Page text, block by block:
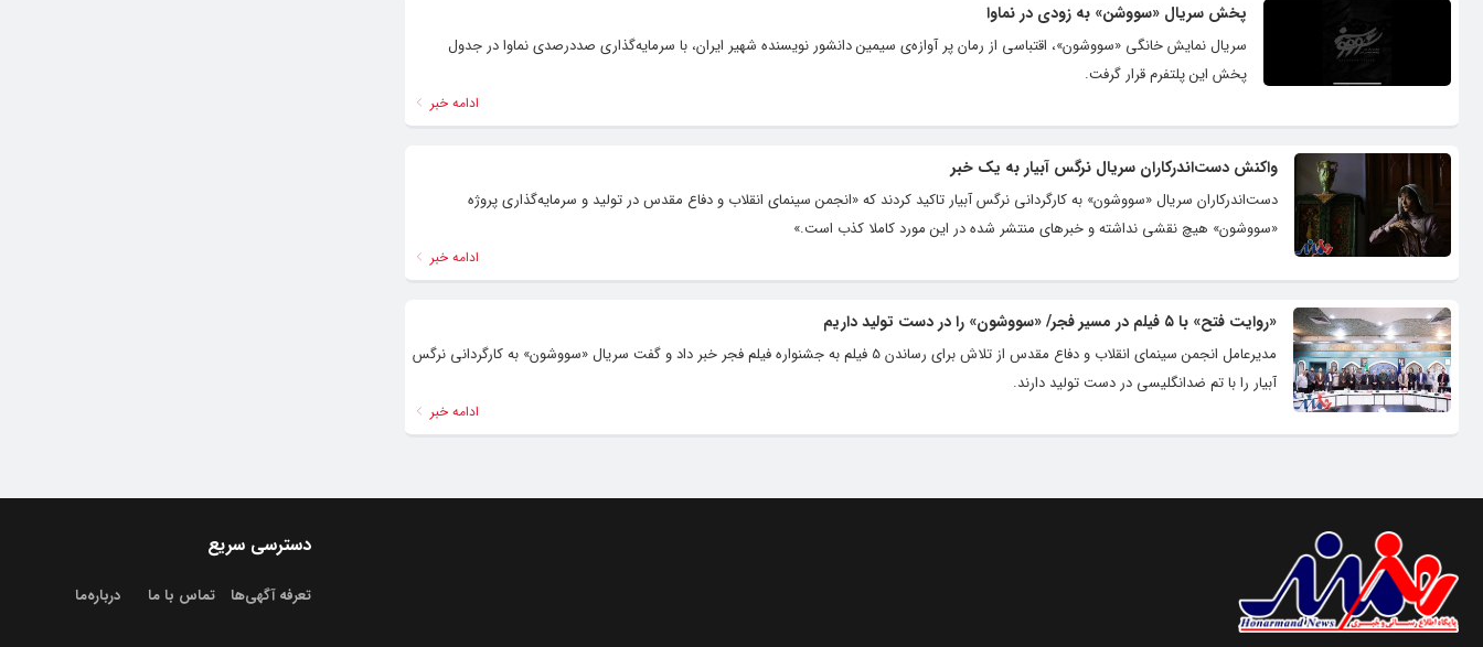
پخش سریال «سووشن» به زودی در نماوا
سریال نمایش خانگی «سووشون»، اقتباسی از رمان پر آوازه‌ی سیمین دانشور نویسنده شهیر ایران، با سرمایه‌گذاری صددرصدی نماوا در جدول
پخش این پلتفرم قرار گرفت.
ادامه خبر
واکنش دست‌اندرکاران سریال نرگس آبیار به یک خبر
دست‌اندرکاران سریال «سووشون» به کارگردانی نرگس آبیار تاکید کردند که «انجمن سینمای انقلاب و دفاع مقدس در تولید و سرمایه‌گذاری پروژه
«سووشون» هیچ نقشی نداشته و خبرهای منتشر شده در این مورد کاملا کذب است.»
ادامه خبر
«روایت فتح» با ۵ فیلم در مسیر فجر/ «سووشون» را در دست تولید داریم
مدیرعامل انجمن سینمای انقلاب و دفاع مقدس از تلاش برای رساندن 5 فیلم به جشنواره فیلم فجر خبر داد و گفت سریال «سووشون» به کارگردانی نرگس
آبیار را با تم ضدانگلیسی در دست تولید دارند.
ادامه خبر
دسترسی سریع
تعرفه آگهی‌ها تماس با ما درباره‌‌ما